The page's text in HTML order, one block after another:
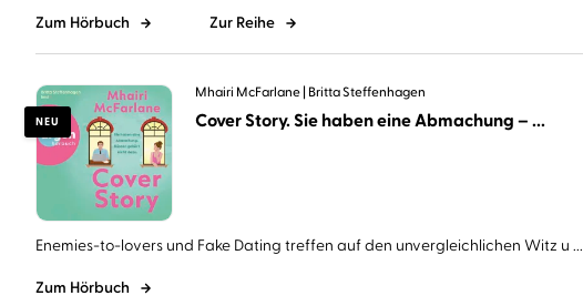
Zum Hörbuch Zur Reihe
NEU
Mhairi McFarlane Britta Steffenhagen
Cover Story. Sie haben eine Abmachung – ...
Enemies-to-lovers und Fake Dating treffen auf den unvergleichlichen Witz u ...
Zum Hörbuch